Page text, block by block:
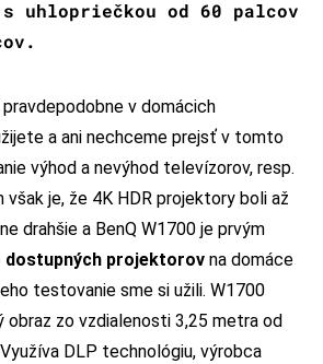
uhlopriečkou od 60 palcov
v domácich
a ani nechceme prejsť v tomto
výhod a nevýhod televízorov, resp.
je, že 4K HDR projektory boli až
drahšie a BenQ W1700 je prvým
dostupných projektorov na domáce
testovanie sme si užili. W1700
zo vzdialenosti 3,25 metra od
DLP technológiu, výrobca